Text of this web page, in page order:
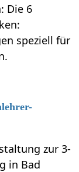
Die 6
speziell für
zur 3-
in Bad